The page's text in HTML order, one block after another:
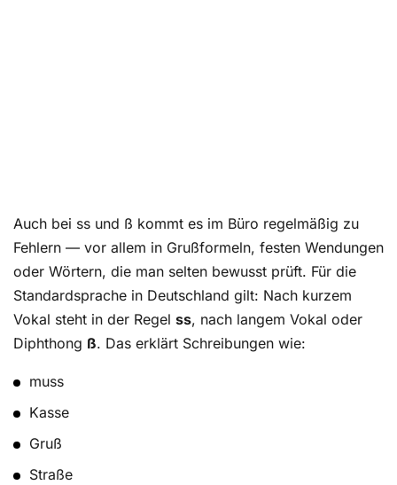
Auch bei ss und ß kommt es im Büro regelmäßig zu
Fehlern — vor allem in Grußformeln, festen Wendungen
oder Wörtern, die man selten bewusst prüft. Für die
Standardsprache in Deutschland gilt: Nach kurzem
Vokal steht in der Regel ss, nach langem Vokal oder
Diphthong ß. Das erklärt Schreibungen wie:
muss
Kasse
Gruß
Straße